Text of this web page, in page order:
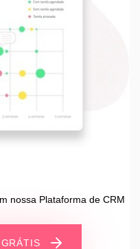
nossa Plataforma de CRM